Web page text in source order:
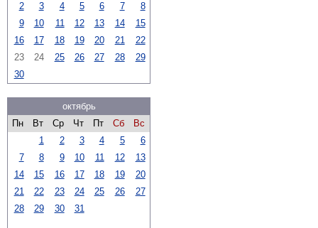
2
3 4 5 6 7
8
9
10 11 12 13 14
15
16
17 18 19 20 21
22
23
24 25 26 27 28
29
30
октябрь
Пн
Вт Ср Чт Пт Сб
Вс
1
2 3 4 5
6
7
8 9 10 11 12
13
14
15 16 17 18 19
20
21
22 23 24 25 26
27
28
29 30 31